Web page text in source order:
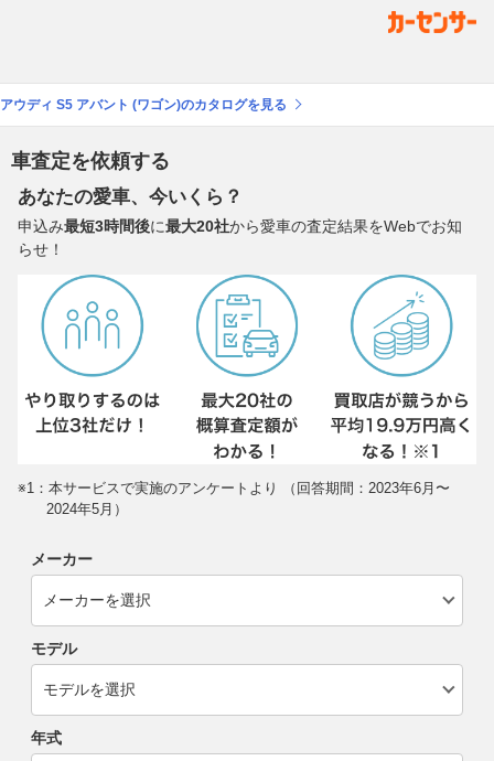
アウディ S5 アバント (ワゴン)のカタログを見る
車査定を依頼する
あなたの愛車、今いくら？
申込み最短3時間後に最大20社から愛車の査定結果をWebでお知
らせ！
※1：本サービスで実施のアンケートより （回答期間：2023年6月〜
2024年5月）
メーカー
モデル
年式